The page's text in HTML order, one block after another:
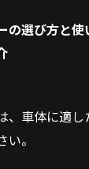
の選び方と
、車体に適
。